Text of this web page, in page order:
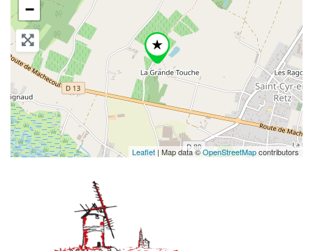
−
Leaflet | Map data ©OpenStreetMapcontributors